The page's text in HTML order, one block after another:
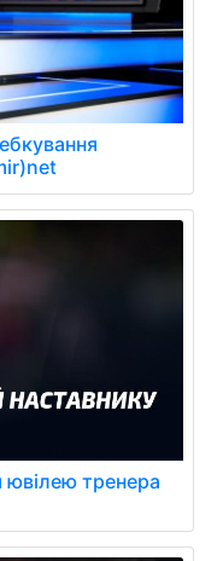
ювілею тренера